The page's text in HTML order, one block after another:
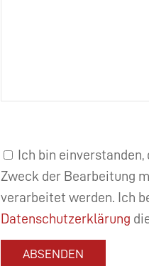
Ich bin
Zweck der Bearbeitung
verarbeitet werden. Ich
Datenschutzerklärung
ABSENDEN